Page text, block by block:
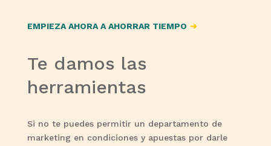
EMPIEZA AHORA A AHORRAR TIEMPO ➔
Te damos las
herramientas
Si no te puedes permitir un departamento de
marketing en condiciones y apuestas por darle